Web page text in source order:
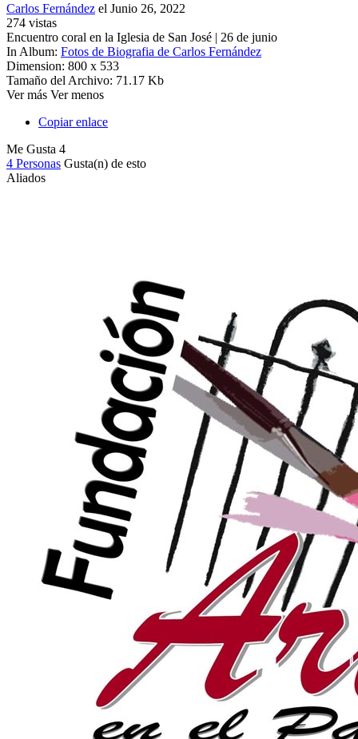
Carlos Fernández el Junio 26, 2022
274 vistas
Encuentro coral en la Iglesia de San José | 26 de junio
In Album: Fotos de Biografia de Carlos Fernández
Dimension: 800 x 533
Tamaño del Archivo: 71.17 Kb
Ver más Ver menos
Copiar enlace
Me Gusta 4
4 Personas Gusta(n) de esto
Aliados